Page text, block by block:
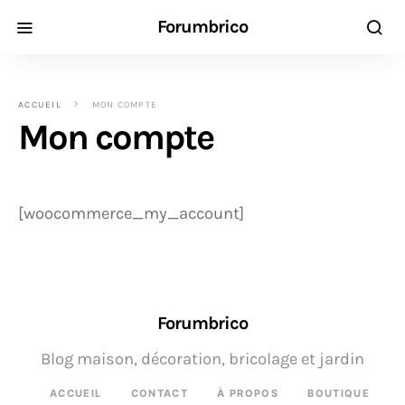
Forumbrico
ACCUEIL MON COMPTE
Mon compte
[woocommerce_my_account]
Forumbrico
ACCUEIL CONTACT À PROPOS BOUTIQUE
Blog maison, décoration, bricolage et jardin